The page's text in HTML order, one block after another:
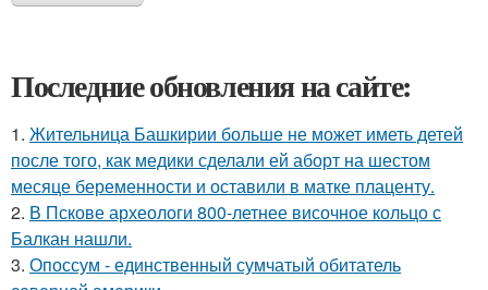
Последние обновления на сайте:
1. Жительница Башкирии больше не может иметь детей
после того, как медики сделали ей аборт на шестом
месяце беременности и оставили в матке плаценту.
2. В Пскове археологи 800-летнее височное кольцо с
Балкан нашли.
3. Опоссум - единственный сумчатый обитатель